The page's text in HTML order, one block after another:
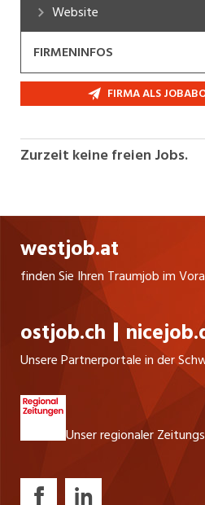
Website
FIRMENINFOS
Die Bau + Agro Personal
Personalberatung.
Lebensmittelbranche
SG und bei unser
Weinfelden vermitteln und
regionale Einsatzbetriebe.
FIRMA ALS
Zurzeit keine freien Jobs.
westjob.at
finden Sie Ihren Traumjob im
ostjob.ch
Unsere Partnerportale in der
Unser regionaler